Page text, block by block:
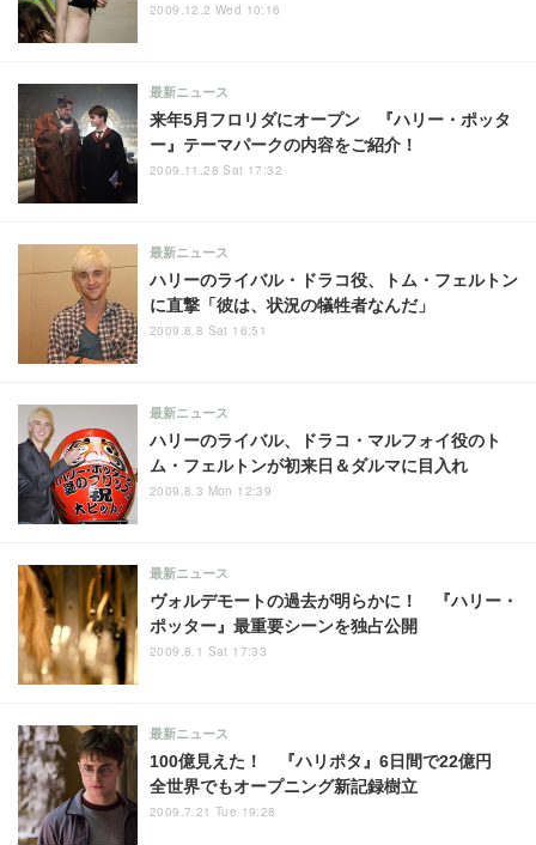
2009.12.2 Wed 10:16
来年5月フロリダにオープン 『ハリー・ポッタ
ー』テーマパークの内容をご紹介！
最新ニュース
2009.11.28 Sat 17:32
ハリーのライバル・ドラコ役、トム・フェルトン
に直撃「彼は、状況の犠牲者なんだ」
最新ニュース
2009.8.8 Sat 16:51
ハリーのライバル、ドラコ・マルフォイ役のト
ム・フェルトンが初来日＆ダルマに目入れ
最新ニュース
2009.8.3 Mon 12:39
ヴォルデモートの過去が明らかに！ 『ハリー・
ポッター』最重要シーンを独占公開
最新ニュース
2009.8.1 Sat 17:33
100億見えた！ 『ハリポタ』6日間で22億円
全世界でもオープニング新記録樹立
最新ニュース
2009.7.21 Tue 19:28